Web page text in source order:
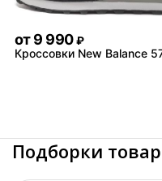
от9 990 ₽
Кроссовки New Balance
Подборки